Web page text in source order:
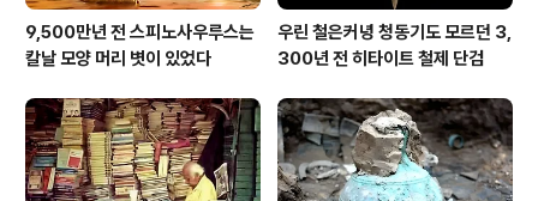
9,500만년 전 스피노사우루스는
칼날 모양 머리 볏이 있었다
우린 철은커녕 청동기도 모르던 3,
300년 전 히타이트 철제 단검